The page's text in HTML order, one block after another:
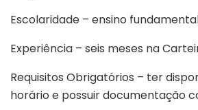
Escolaridade – ensino
Experiência – seis meses na
Requisitos Obrigatórios – ter
horário e possuir documentação